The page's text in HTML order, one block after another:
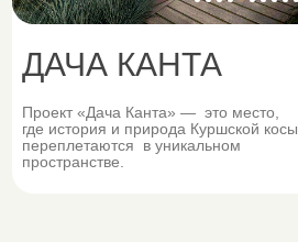
ДАЧА КАНТА
Проект «Дача Канта» — это место,
где история и природа Куршской косы
переплетаются в уникальном
пространстве.